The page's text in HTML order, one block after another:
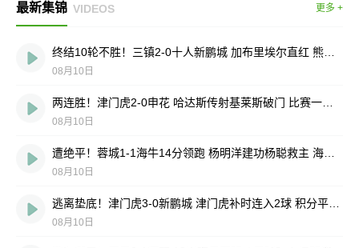
最新集锦 VIDEOS 更多 +
08月10日
08月10日
08月10日
08月10日